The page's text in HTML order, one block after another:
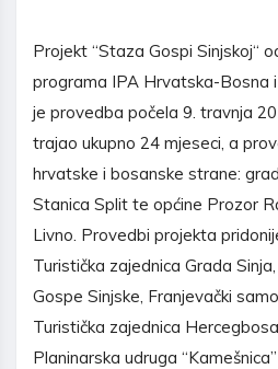
Projekt “Staza Gospi Sinjskoj“
programa IPA Hrvatska-Bosna
je provedba počela 9. travnja
trajao ukupno 24 mjeseci, a
hrvatske i bosanske strane:
Stanica Split te općine Prozor
Livno. Provedbi projekta
Turistička zajednica Grada
Gospe Sinjske, Franjevački
Turistička zajednica
Planinarska udruga “Kamešnica”